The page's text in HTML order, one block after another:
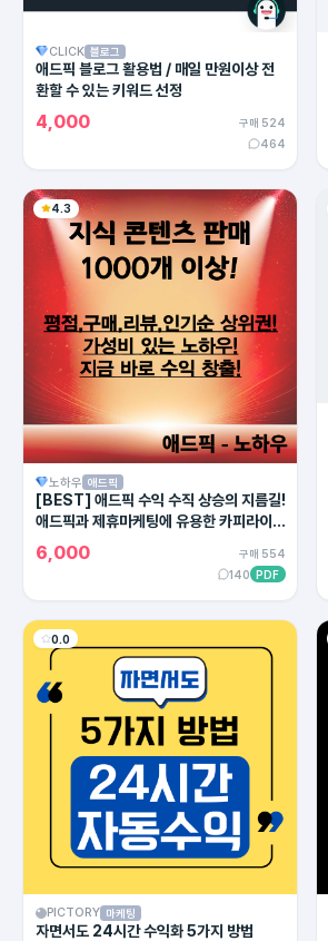
CLICK 블로그
애드픽 블로그 활용법 / 매일 만원이상 전
환할 수 있는 키워드 선정
4,000
구매 524
464
4.3
노하우 애드픽
[BEST] 애드픽 수익 수직 상승의 지름길!
애드픽과 제휴마케팅에 유용한 카피라이팅
의 모든 방법!
6,000
구매 554
140 PDF
0.0
PICTORY 마케팅
자면서도 24시간 수익화 5가지 방법